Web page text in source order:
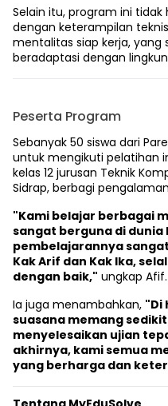
Selain itu, program ini
dengan keterampilan
mentalitas siap kerja,
beradaptasi dengan
Peserta Program
Sebanyak 50 siswa dari
untuk mengikuti pelatihan
kelas 12 jurusan Teknik
Sidrap, berbagi
"Kami belajar berbagai
sangat berguna di dunia
pembelajarannya
Kak Arif dan Kak Ika,
dengan baik," ungkap Afif.
Ia juga menambahkan, "Di
suasana memang
menyelesaikan ujian
akhirnya, kami semua
yang berharga dan